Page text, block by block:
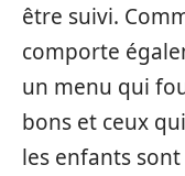
être suivi.
comporte
un menu qui
bons et ceux
les enfants